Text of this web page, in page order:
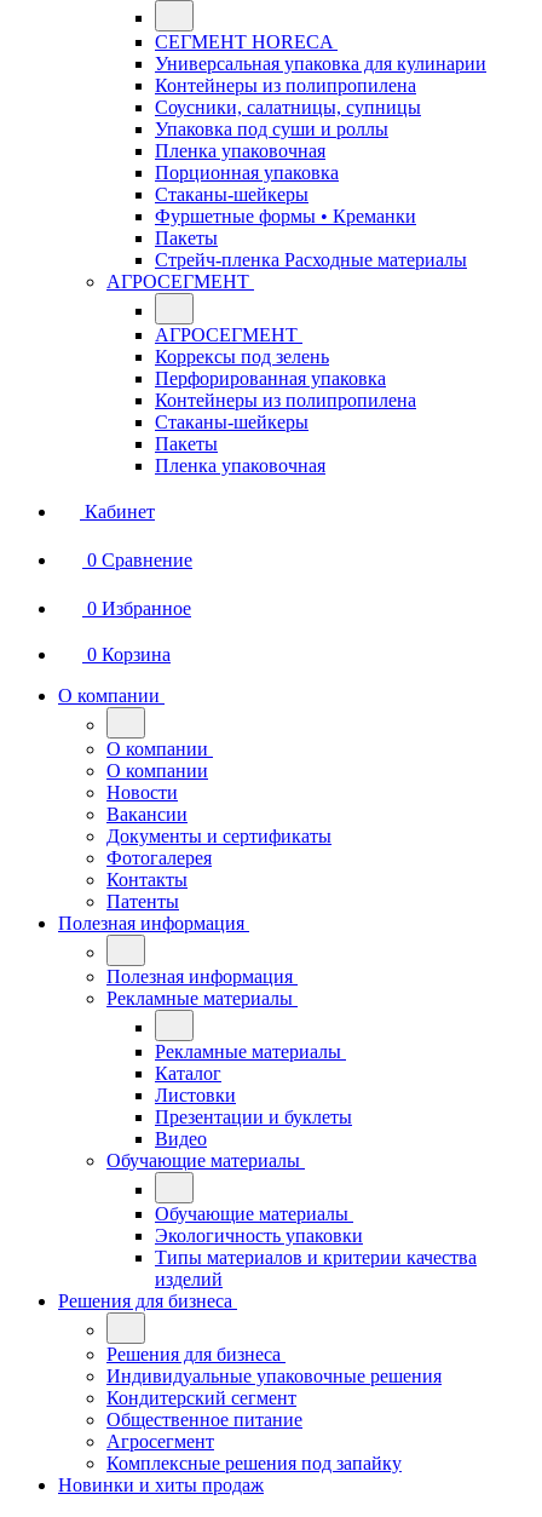
СЕГМЕНТ HORECA
Универсальная упаковка для кулинарии
Контейнеры из полипропилена
Соусники, салатницы, супницы
Упаковка под суши и роллы
Пленка упаковочная
Порционная упаковка
Стаканы-шейкеры
Фуршетные формы • Креманки
Пакеты
Стрейч-пленка Расходные материалы
АГРОСЕГМЕНТ
АГРОСЕГМЕНТ
Коррексы под зелень
Перфорированная упаковка
Контейнеры из полипропилена
Стаканы-шейкеры
Пакеты
Пленка упаковочная
Кабинет
0 Сравнение
0 Избранное
0 Корзина
О компании
О компании
О компании
Новости
Вакансии
Документы и сертификаты
Фотогалерея
Контакты
Патенты
Полезная информация
Полезная информация
Рекламные материалы
Рекламные материалы
Каталог
Листовки
Презентации и буклеты
Видео
Обучающие материалы
Обучающие материалы
Экологичность упаковки
Типы материалов и критерии качества
изделий
Решения для бизнеса
Решения для бизнеса
Индивидуальные упаковочные решения
Кондитерский сегмент
Общественное питание
Агросегмент
Комплексные решения под запайку
Новинки и хиты продаж